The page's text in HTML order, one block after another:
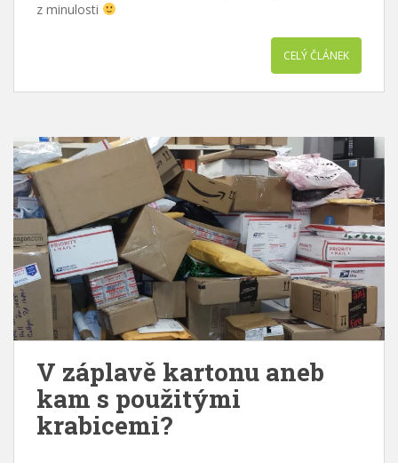
z minulosti
CELÝ ČLÁNEK
V záplavě kartonu aneb
kam s použitými
krabicemi?